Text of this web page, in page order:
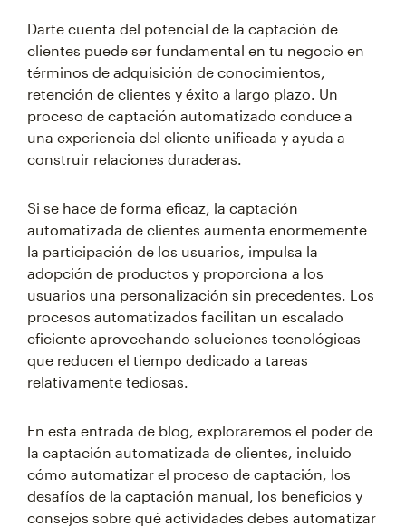
Darte cuenta del potencial de la captación de
clientes puede ser fundamental en tu negocio en
términos de adquisición de conocimientos,
retención de clientes y éxito a largo plazo. Un
proceso de captación automatizado conduce a
una experiencia del cliente unificada y ayuda a
construir relaciones duraderas.
Si se hace de forma eficaz, la captación
automatizada de clientes aumenta enormemente
la participación de los usuarios, impulsa la
adopción de productos y proporciona a los
usuarios una personalización sin precedentes. Los
procesos automatizados facilitan un escalado
eficiente aprovechando soluciones tecnológicas
que reducen el tiempo dedicado a tareas
relativamente tediosas.
En esta entrada de blog, exploraremos el poder de
la captación automatizada de clientes, incluido
cómo automatizar el proceso de captación, los
desafíos de la captación manual, los beneficios y
consejos sobre qué actividades debes automatizar